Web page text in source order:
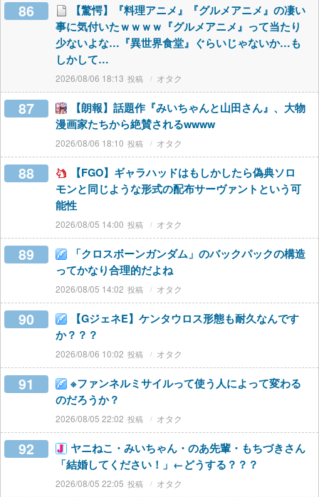
86
【驚愕】『料理アニメ』『グルメアニメ』の凄い
事に気付いたｗｗｗｗ『グルメアニメ』って当たり
少ないよな…『異世界食堂』ぐらいじゃないか…も
しかして…
2026/08/06 18:13 オタク
87
【朗報】話題作『みいちゃんと山田さん』、大物
漫画家たちから絶賛されるwwww
2026/08/06 18:10 オタク
88
【FGO】ギャラハッドはもしかしたら偽典ソロ
モンと同じような形式の配布サーヴァントという可
能性
2026/08/05 14:00 オタク
89
「クロスボーンガンダム」のバックパックの構造
ってかなり合理的だよね
2026/08/05 14:02 オタク
90
【GジェネE】ケンタウロス形態も耐久なんです
か？？？
2026/08/06 10:02 オタク
91
※ファンネルミサイルって使う人によって変わる
のだろうか？
2026/08/05 22:02 オタク
92
ヤニねこ・みいちゃん・のあ先輩・もちづきさん
「結婚してください！」←どうする？？？
2026/08/05 22:05 オタク